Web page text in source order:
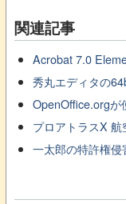
関連記事
Acrobat 7.0
秀丸エディタの
OpenOffice.orgが
プロアトラスX 航
一太郎の特許権侵